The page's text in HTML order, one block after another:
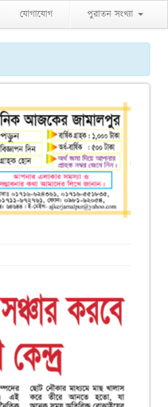
যোগাযোগ পুরাতন সংখ্যা